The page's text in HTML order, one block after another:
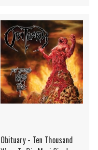
Obituary - Ten Thousand